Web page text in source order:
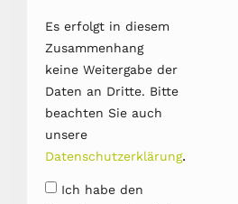
Es erfolgt in diesem
Zusammenhang
keine Weitergabe der
Daten an Dritte. Bitte
beachten Sie auch
unsere
Datenschutzerklärung.
Ich habe den